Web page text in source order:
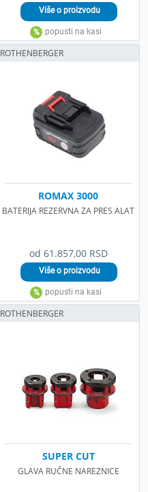
od 61.857,00 RSD
ROMAX 3000
BATERIJA REZERVNA ZA PRES ALAT
ROTHENBERGER
SUPER CUT
GLAVA RUČNE NAREZNICE
ROTHENBERGER